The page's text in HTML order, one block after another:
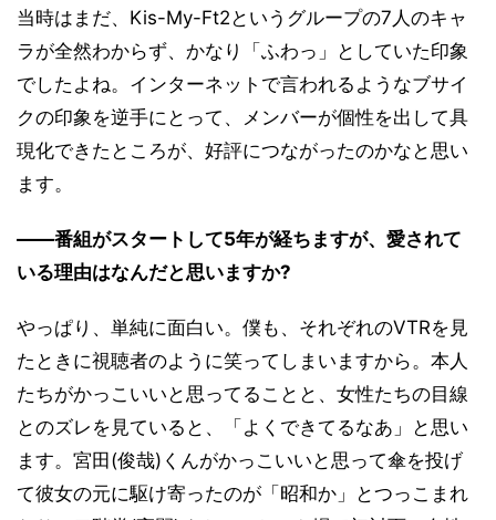
当時はまだ、Kis-My-Ft2というグループの7人のキャ
ラが全然わからず、かなり「ふわっ」としていた印象
でしたよね。インターネットで言われるようなブサイ
クの印象を逆手にとって、メンバーが個性を出して具
現化できたところが、好評につながったのかなと思い
ます。
――番組がスタートして5年が経ちますが、愛されて
いる理由はなんだと思いますか?
やっぱり、単純に面白い。僕も、それぞれのVTRを見
たときに視聴者のように笑ってしまいますから。本人
たちがかっこいいと思ってることと、女性たちの目線
とのズレを見ていると、「よくできてるなあ」と思い
ます。宮田(俊哉)くんがかっこいいと思って傘を投げ
て彼女の元に駆け寄ったのが「昭和か」とつっこまれ